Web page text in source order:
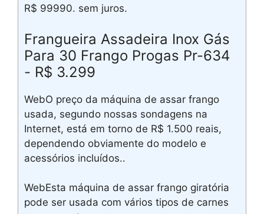
R$ 99990. sem juros.
Frangueira Assadeira Inox Gás
Para 30 Frango Progas Pr-634
- R$ 3.299
WebO preço da máquina de assar frango
usada, segundo nossas sondagens na
Internet, está em torno de R$ 1.500 reais,
dependendo obviamente do modelo e
acessórios incluídos..
WebEsta máquina de assar frango giratória
pode ser usada com vários tipos de carnes